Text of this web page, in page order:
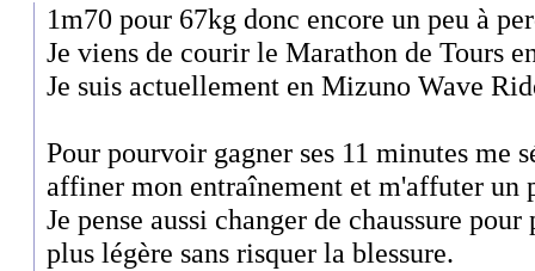
1m70 pour 67kg donc encore un peu à
Je viens de courir le Marathon de Tours
Je suis actuellement en Mizuno Wave
Pour pourvoir gagner ses 11 minutes me
affiner mon entraînement et m'affuter un
Je pense aussi changer de chaussure
plus légère sans risquer la blessure.